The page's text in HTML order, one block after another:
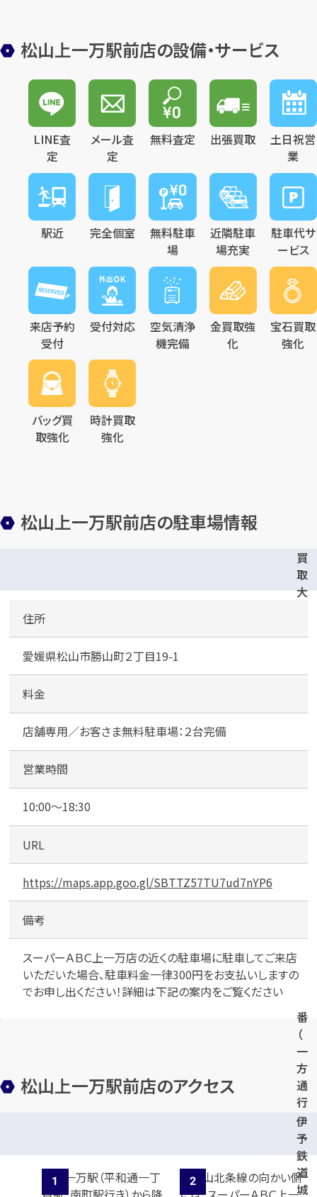
松山上一万駅前店の設備・サービス
LINE査
定
メール査
定
無料査定 出張買取
土日祝営
業
駅近 完全個室
無料駐車
場
近隣駐車
場充実
駐車代サ
ービス
来店予約
受付
受付対応
空気清浄
機完備
金買取強
化
宝石買取
強化
バッグ買
取強化
時計買取
強化
松山上一万駅前店の駐車場情報
買
取
大
山
一
駅
な
無
駐
番
番
（
一
方
通
行
で
す
、
裏
か
住所
愛媛県松山市勝山町２丁目19-1
料金
店舗専用／お客さま無料駐車場：２台完備
営業時間
10:00～18:30
URL
https://maps.app.goo.gl/SBTTZ57TU7ud7nYP6
備考
スーパーＡＢＣ上一万店の近くの駐車場に駐車してご来店
いただいた場合、駐車料金一律300円をお支払いしますの
でお申し出ください！詳細は下記の案内をご覧ください
松山上一万駅前店のアクセス
伊
予
鉄
道
城